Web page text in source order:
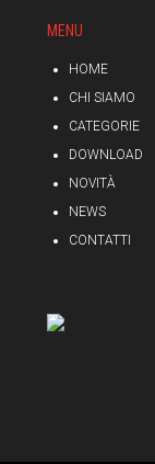
MENU
HOME
CHI SIAMO
CATEGORIE
DOWNLOAD
NOVITÀ
NEWS
CONTATTI